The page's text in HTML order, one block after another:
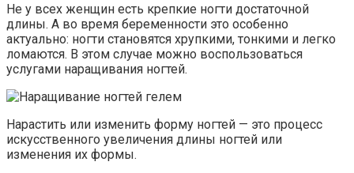
Не у всех женщин есть крепкие ногти достаточной
длины. А во время беременности это особенно
актуально: ногти становятся хрупкими, тонкими и легко
ломаются. В этом случае можно воспользоваться
услугами наращивания ногтей.
Нарастить или изменить форму ногтей — это процесс
искусственного увеличения длины ногтей или
изменения их формы.